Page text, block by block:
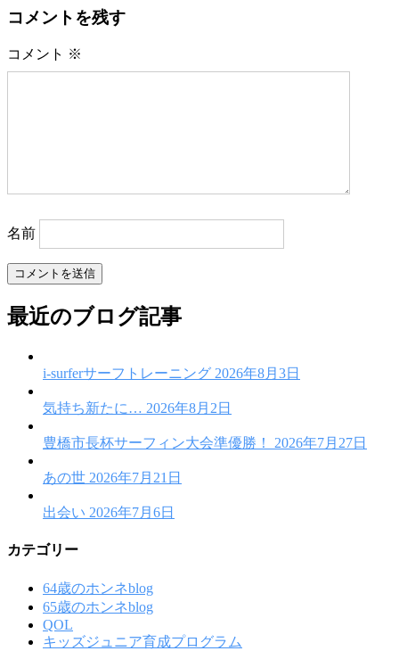
ビ
ー
コメントを残す
コメント ※
名前
最近のブログ記事
i-surferサーフトレーニング 2026年8月3日
気持ち新たに… 2026年8月2日
豊橋市長杯サーフィン大会準優勝！ 2026年7月27日
あの世 2026年7月21日
出会い 2026年7月6日
カテゴリー
64歳のホンネblog
65歳のホンネblog
QOL
キッズジュニア育成プログラム